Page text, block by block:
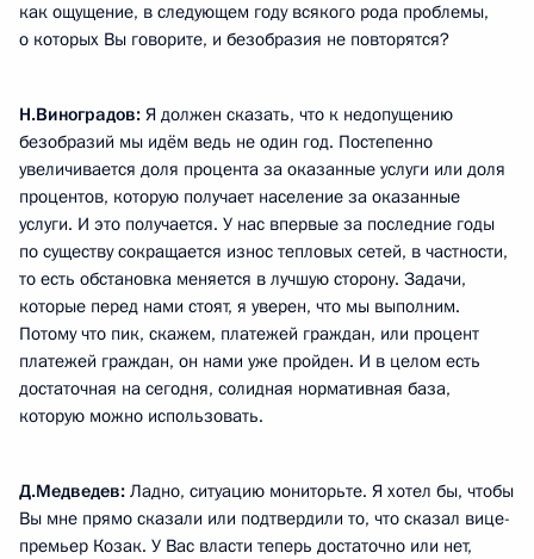
как ощущение, в следующем году всякого рода проблемы,
о которых Вы говорите, и безобразия не повторятся?
Н.Виноградов: Я должен сказать, что к недопущению
безобразий мы идём ведь не один год. Постепенно
увеличивается доля процента за оказанные услуги или доля
процентов, которую получает население за оказанные
услуги. И это получается. У нас впервые за последние годы
по существу сокращается износ тепловых сетей, в частности,
то есть обстановка меняется в лучшую сторону. Задачи,
которые перед нами стоят, я уверен, что мы выполним.
Потому что пик, скажем, платежей граждан, или процент
платежей граждан, он нами уже пройден. И в целом есть
достаточная на сегодня, солидная нормативная база,
которую можно использовать.
Д.Медведев: Ладно, ситуацию мониторьте. Я хотел бы, чтобы
Вы мне прямо сказали или подтвердили то, что сказал вице-
премьер Козак. У Вас власти теперь достаточно или нет,